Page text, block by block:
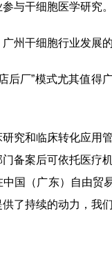
与干细胞医学研究。
干细胞行业发展
厂”模式尤其值得
和临床转化应用
备案后可依托医
国（广东）自由
了持续的动力，我